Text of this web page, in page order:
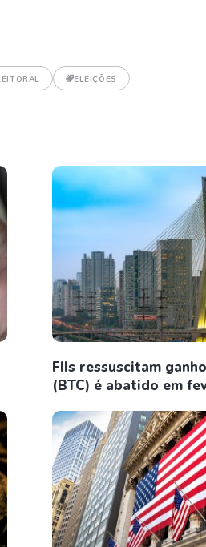
ELEIÇÕES
FIIs ressuscitam
(BTC) é abatido em